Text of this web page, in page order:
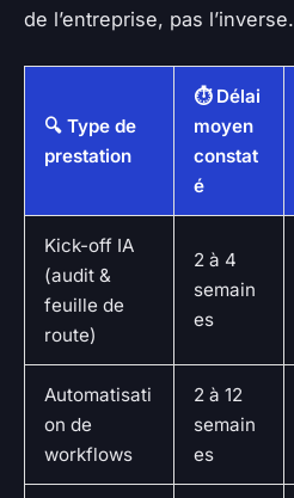
de l’entreprise, pas l’inverse.
🔍 Type de
prestation
⏱️ Délai
moyen
constat
é
Kick-off IA
(audit &
feuille de
route)
2 à 4
semain
es
Automatisati
on de
workflows
2 à 12
semain
es